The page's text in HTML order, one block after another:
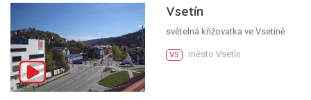
Vsetín
světelná křižovatka ve Vsetíně
VS město Vsetín